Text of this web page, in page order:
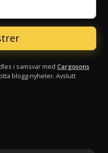
i samsvar med Cargosons
blogg-nyheter. Avslutt